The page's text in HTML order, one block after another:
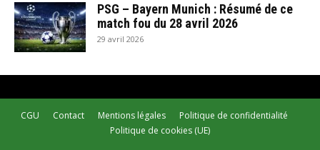
PSG – Bayern Munich : Résumé de ce
match fou du 28 avril 2026
29 avril 2026
CGU Contact Mentions légales
Politique de confidentialité
Politique de cookies (UE)